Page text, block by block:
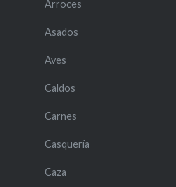
Arroces
Asados
Aves
Caldos
Carnes
Casquería
Caza